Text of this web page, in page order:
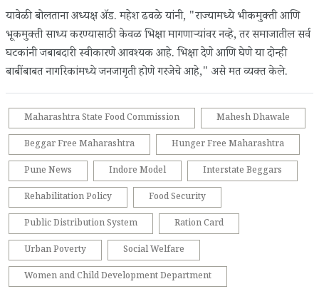
यावेळी बोलताना अध्यक्ष ॲड. महेश ढवळे यांनी, "राज्यामध्ये भीकमुक्ती आणि
भूकमुक्ती साध्य करण्यासाठी केवळ भिक्षा मागणाऱ्यांवर नव्हे, तर समाजातील सर्व
घटकांनी जबाबदारी स्वीकारणे आवश्यक आहे. भिक्षा देणे आणि घेणे या दोन्ही
बाबींबाबत नागरिकांमध्ये जनजागृती होणे गरजेचे आहे," असे मत व्यक्त केले.
Maharashtra State Food Commission
Mahesh Dhawale
Beggar Free Maharashtra
Hunger Free Maharashtra
Pune News
Indore Model
Interstate Beggars
Rehabilitation Policy
Food Security
Public Distribution System
Ration Card
Urban Poverty
Social Welfare
Women and Child Development Department